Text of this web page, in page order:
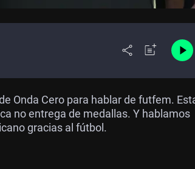
Onda Cero para hablar de futfem.
no entrega de medallas. Y hablamos
gracias al fútbol.